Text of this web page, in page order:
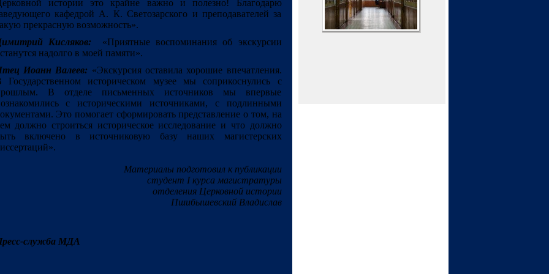
истории это крайне важно и полезно! Благодарю
кафедрой А. К. Светозарского и преподавателей за
прекрасную возможность».
Кисляков:
«Приятные воспоминания об экскурсии
надолго в моей памяти».
Иоанн Валеев: «Экскурсия оставила хорошие впечатления.
Государственном историческом музее мы соприкоснулись с
В отделе письменных источников мы впервые
с историческими источниками, с подлинными
Это помогает сформировать представление о том, на
должно строиться историческое исследование и что должно
включено в источниковую базу наших магистерских
Материалы подготовил к публикации
студент I курса магистратуры
отделения Церковной истории
Пшибышевский Владислав
служба МДА